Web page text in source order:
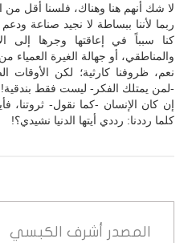
لا شك أنهم هنا وهناك، فلسنا أقل
ربما لأننا ببساطة لا نجيد صناعة
كنا سبباً في إعاقتها وجرها إلى
والمناطقي، أو جهالة الغيرة العمياء
نعم، ظروفنا كارثية؛ لكن الأوقات
-لمن يمتلك الفكر- ليست فقط بندقية!
إن كان الإنسان -كما نقول- ثروتنا،
كلما رددنا: رددي أيتها الدنيا نشيدي؟!
المصدر أشرف الكبسي